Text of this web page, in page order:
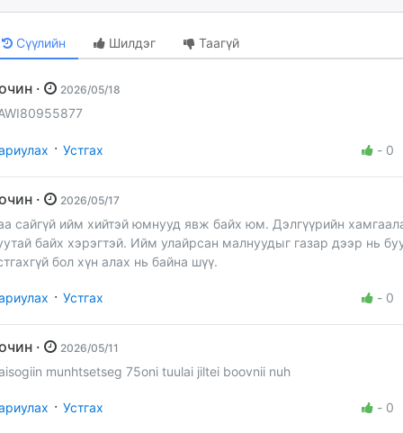
Сүүлийн Шилдэг Таагүй
Зочин · 2026/05/18
· Устгах - 0
Зочин · 2026/05/17
сайгүй ийм хийтэй юмнууд явж байх юм. Дэлгүүрийн
байх хэрэгтэй. Ийм улайрсан малнуудыг газар дээр нь
бол хүн алах нь байна шүү.
· Устгах - 0
Зочин · 2026/05/11
munhtsetseg 75oni tuulai jiltei boovnii nuh
· Устгах - 0